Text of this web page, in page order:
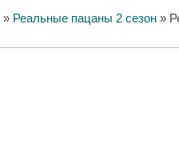
» Реальные пацаны 2 сезон »